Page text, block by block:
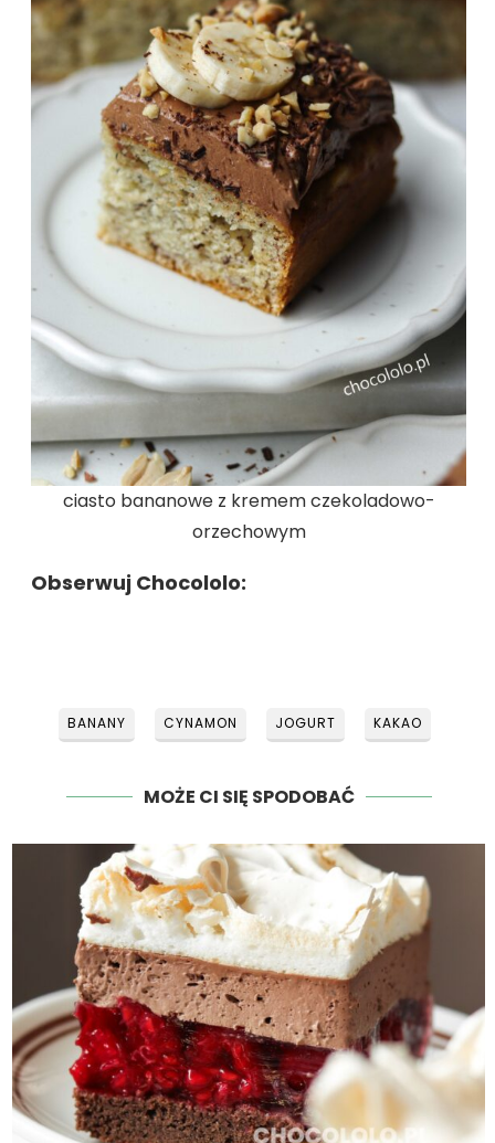
ciasto bananowe z kremem czekoladowo-
orzechowym
Obserwuj Chocololo:
BANANY CYNAMON JOGURT KAKAO
MOŻE CI SIĘ SPODOBAĆ